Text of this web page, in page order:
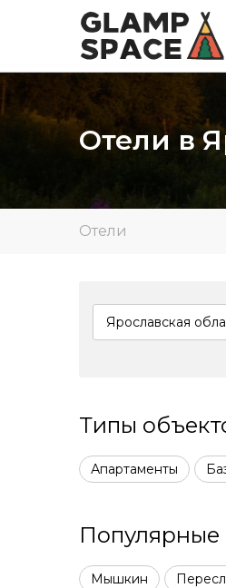
Отели в
Отели
Типы
Апартаменты
Популярные
Мышкин